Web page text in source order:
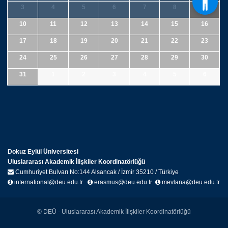
3 4 5 6 7 8 9
10 11 12 13 14 15 16
17 18 19 20 21 22 23
24 25 26 27 28 29 30
31
Dokuz Eylül Üniversitesi
Uluslararası Akademik İlişkiler Koordinatörlüğü
Cumhuriyet Bulvarı No:144 Alsancak / İzmir 35210 / Türkiye
international@deu.edu.tr
erasmus@deu.edu.tr mevlana@deu.edu.tr
© DEÜ - Uluslararası Akademik İlişkiler Koordinatörlüğü